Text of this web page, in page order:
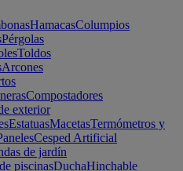
HamacasColumpios
Pérgolas
Toldos
Arcones
Compostadores
exterior
EstatuasMacetasTermómetros y
Cesped Artificial
de jardín
piscinasDuchaHinchable